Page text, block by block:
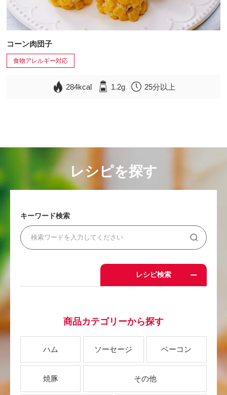
コーン肉団子
食物アレルギー対応
284kcal 1.2g 25分以上
レシピを探す
キーワード検索
レシピ検索
商品カテゴリーから探す
ハム ソーセージ ベーコン
焼豚 その他